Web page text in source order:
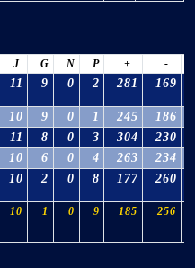
J G N P + -
11 9 0 2 281 169
10 9 0 1 245
186
11 8 0 3 304
230
10 6 0 4 263
234
10 2 0 8 177 260
10 1 0 9 185 256